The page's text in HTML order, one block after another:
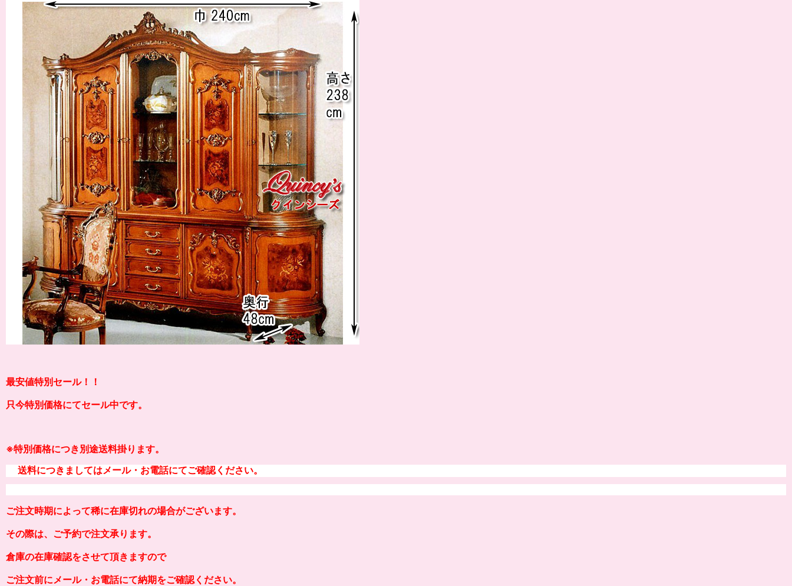
最安値特別セール！！
只今特別価格にてセール中です。
※特別価格につき別途送料掛り ます。
送料につきましてはメール・お電話にてご確認ください。
ご注文時期によって稀に在庫切れの場合がございます。
その際は、ご予約で注文承ります。
倉庫の在庫確認をさせて頂きますので
ご注文前にメール・お電話にて納期をご確認ください。